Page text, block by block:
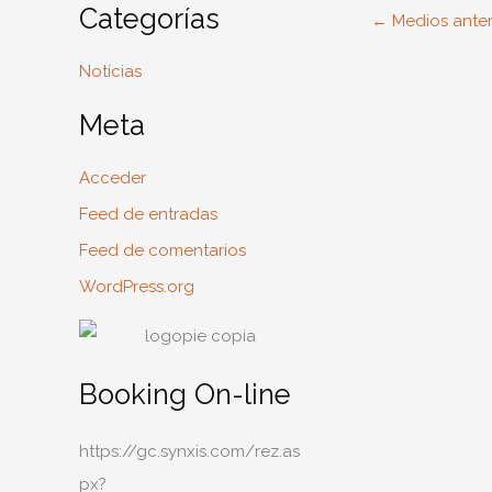
Categorías
Notícias
Meta
Acceder
Feed de entradas
Feed de comentarios
WordPress.org
Booking On-line
https://gc.synxis.com/rez.as
px?
← Medios